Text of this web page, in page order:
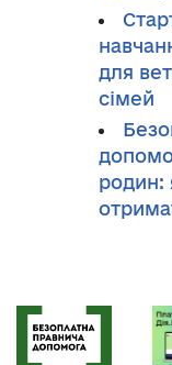
для
сімей
родин: